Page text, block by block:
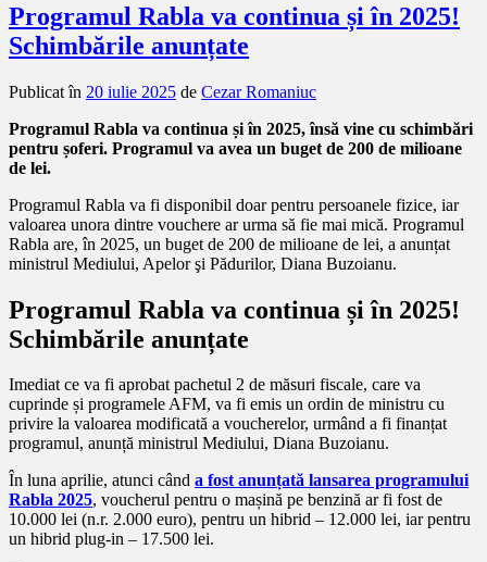
Programul Rabla va continua și în 2025!
Schimbările anunțate
Publicat în 20 iulie 2025 de Cezar Romaniuc
Programul Rabla va continua și în 2025, însă vine cu schimbări
pentru șoferi. Programul va avea un buget de 200 de milioane
de lei.
Programul Rabla va fi disponibil doar pentru persoanele fizice, iar
valoarea unora dintre vouchere ar urma să fie mai mică. Programul
Rabla are, în 2025, un buget de 200 de milioane de lei, a anunțat
ministrul Mediului, Apelor şi Pădurilor, Diana Buzoianu.
Programul Rabla va continua și în 2025!
Schimbările anunțate
Imediat ce va fi aprobat pachetul 2 de măsuri fiscale, care va
cuprinde și programele AFM, va fi emis un ordin de ministru cu
privire la valoarea modificată a voucherelor, urmând a fi finanțat
programul, anunță ministrul Mediului, Diana Buzoianu.
În luna aprilie, atunci când a fost anunțată lansarea programului
Rabla 2025, voucherul pentru o mașină pe benzină ar fi fost de
10.000 lei (n.r. 2.000 euro), pentru un hibrid – 12.000 lei, iar pentru
un hibrid plug-in – 17.500 lei.